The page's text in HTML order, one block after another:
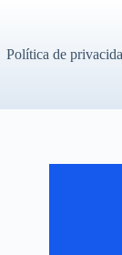
Política de